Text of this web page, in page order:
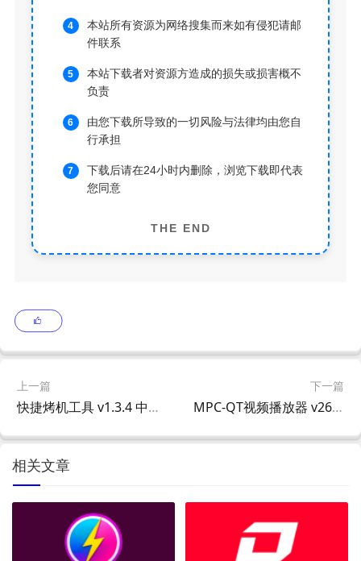
本站所有资源为网络搜集而来如有侵犯请邮
件联系
本站下载者对资源方造成的损失或损害概不
负责
由您下载所导致的一切风险与法律均由您自
行承担
下载后请在24小时内删除，浏览下载即代表
您同意
THE END
上一篇
快捷烤机工具 v1.3.4 中文绿色版｜硬件压力测试与稳定性检测工具
下一篇
MPC-QT视频播放器 v26.01 中文绿色版｜基于Qt框架的轻量高效开源播放器
相关文章